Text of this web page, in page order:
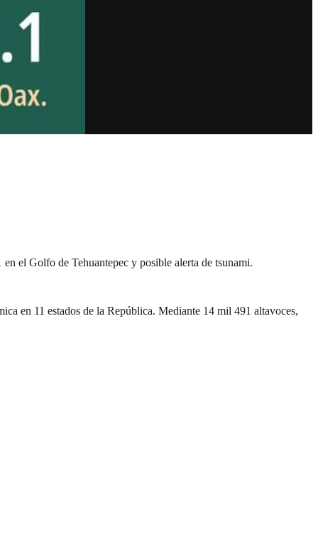
el Golfo de Tehuantepec y posible alerta de tsunami.
en 11 estados de la República. Mediante 14 mil 491 altavoces,